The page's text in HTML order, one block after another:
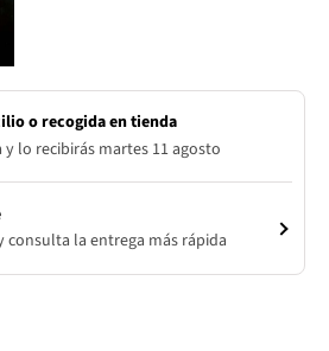
o recogida en tienda
lo recibirás martes 11 agosto
consulta la entrega más rápida